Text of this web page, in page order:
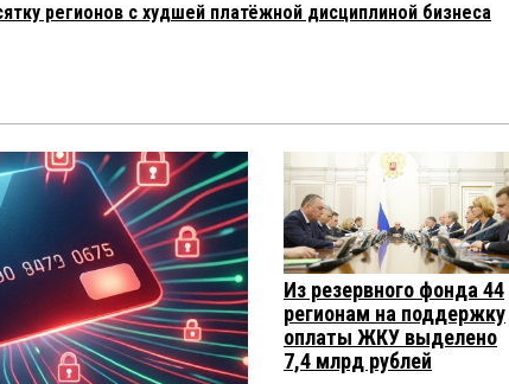
регионов с худшей платёжной дисциплиной бизнеса
Из резервного фонда 44
регионам на поддержку
оплаты ЖКУ выделено
7,4 млрд рублей